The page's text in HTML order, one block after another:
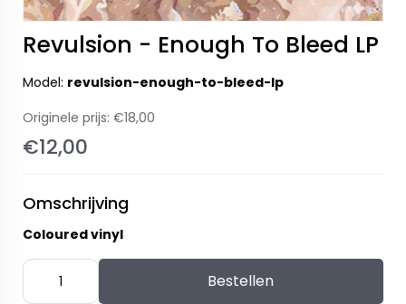
Revulsion - Enough To Bleed LP
Model: revulsion-enough-to-bleed-lp
Originele prijs: €18,00
€12,00
Omschrijving
Coloured vinyl
Bestellen